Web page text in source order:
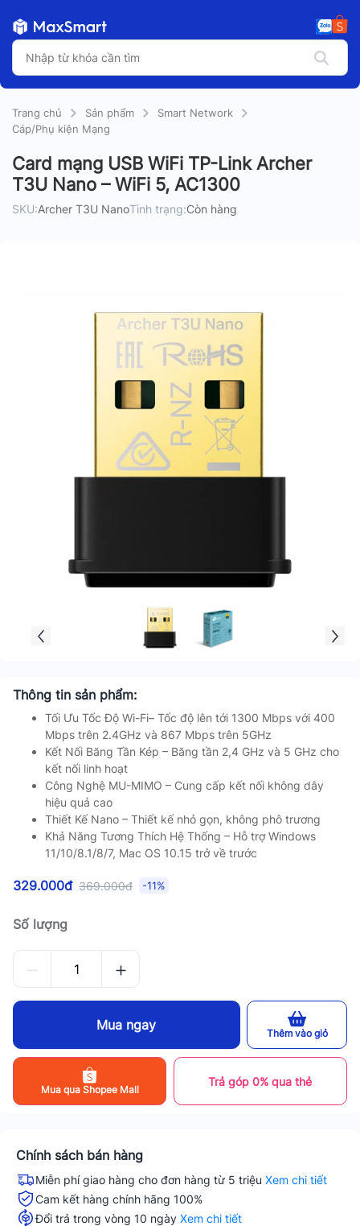
Trang chủ Sản phẩm
Smart Network
Cáp/Phụ kiện Mạng
Card mạng USB WiFi TP-Link Archer
T3U Nano – WiFi 5, AC1300
SKU:Archer T3U NanoTình trạng:Còn hàng
Thông tin sản phẩm:
Tối Ưu Tốc Độ Wi-Fi– Tốc độ lên tới 1300 Mbps với 400
Mbps trên 2.4GHz và 867 Mbps trên 5GHz
Kết Nối Băng Tần Kép – Băng tần 2,4 GHz và 5 GHz cho
kết nối linh hoạt
Công Nghệ MU-MIMO – Cung cấp kết nối không dây
hiệu quả cao
Thiết Kế Nano – Thiết kế nhỏ gọn, không phô trương
Khả Năng Tương Thích Hệ Thống – Hỗ trợ Windows
11/10/8.1/8/7, Mac OS 10.15 trở về trước
329.000đ 369.000đ -11%
Số lượng
Mua ngay Thêm vào giỏ
Mua qua Shopee Mall
Trả góp 0% qua thẻ
Chính sách bán hàng
Miễn phí giao hàng cho đơn hàng từ 5 triệu Xem chi tiết
Cam kết hàng chính hãng 100%
Đổi trả trong vòng 10 ngày Xem chi tiết